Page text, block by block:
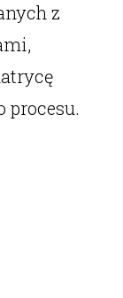
z
procesu.